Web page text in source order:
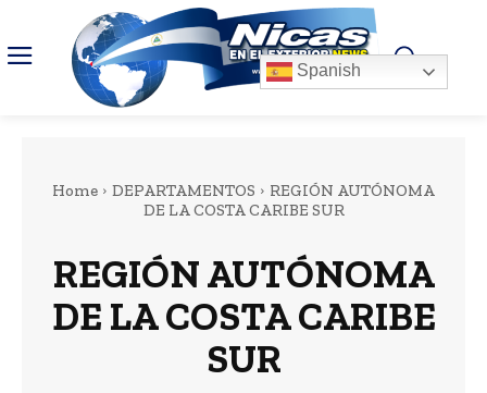
Home DEPARTAMENTOS
REGIÓN AUTÓNOMA
DE LA COSTA CARIBE SUR
REGIÓN AUTÓNOMA
DE LA COSTA CARIBE
SUR
Spanish